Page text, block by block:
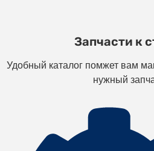
Запчасти к
Удобный каталог помжет вам
нужный